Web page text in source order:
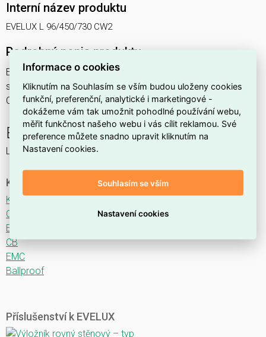
Interní název produktu
EVELUX L 96/450/730 CW2
Podrobný popis produktu
EVELUX L 96/450/730 CW2 154W IP66
svítidlo pouliční s modulem LED, spektrum 730A3, optika
CW2 (Crosswalk)
EVELUX
LED svítidlo pro osvětlení komunikací.
Ke stažení
Katalogový list
CE
ENEC
CB
EMC
Ballproof
Příslušenství k EVELUX
Informace o cookies
Kliknutím na Souhlasím se vším budou uloženy cookies
funkční, preferenční, analytické i marketingové -
dokážeme vám tak umožnit pohodlné používání webu,
měřit funkčnost našeho webu i vás cílit reklamou. Své
preference můžete snadno upravit kliknutím na
Nastavení cookies.
Souhlasím se vším
Nastavení cookies